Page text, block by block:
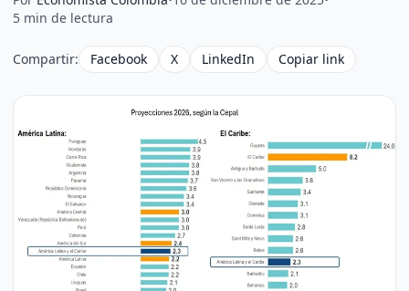
5 min de lectura
Compartir: Facebook X LinkedIn Copiar link